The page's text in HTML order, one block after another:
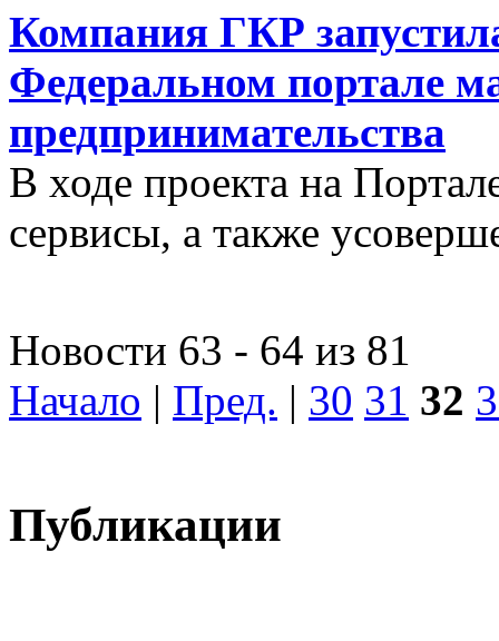
Компания ГКР
Федеральном портале
предпринимательства
В ходе проекта на
сервисы, а также
Новости 63 - 64 из 81
Начало | Пред. | 30 31 32
Публикации